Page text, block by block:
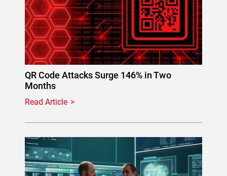
QR Code Attacks Surge 146% in Two
Months
Read Article